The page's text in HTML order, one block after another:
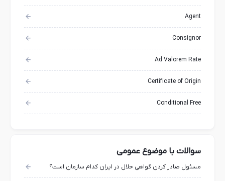
Agent
Consignor
Ad Valorem Rate
Certificate of Origin
Conditional Free
سوالات با موضوع عمومی
مسئول صادر کردن گواهی حلال در ایران کدام سازمان است؟